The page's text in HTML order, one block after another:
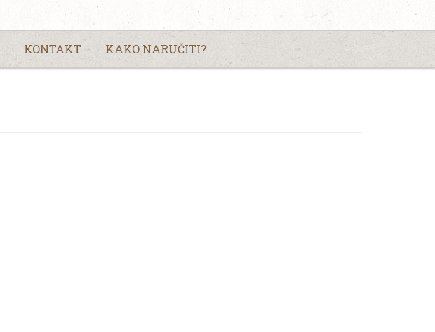
KONTAKT KAKO NARUČITI?